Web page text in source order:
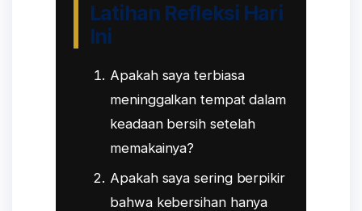
Latihan Refleksi Hari
Ini
Apakah saya terbiasa
meninggalkan tempat dalam
keadaan bersih setelah
memakainya?
Apakah saya sering berpikir
bahwa kebersihan hanya